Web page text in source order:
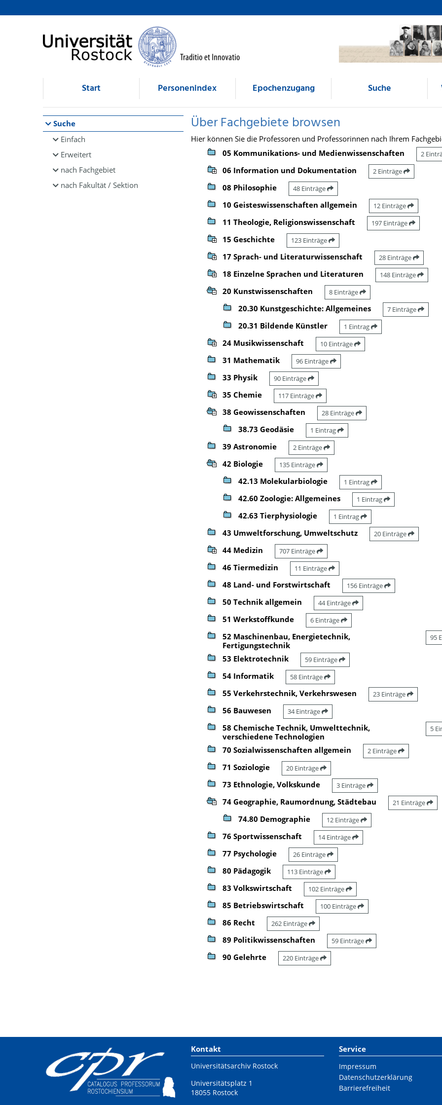
Browsen
direkt zum Inhalt
Start Personenindex Epochenzugang Suche
Suche
Einfach
Erweitert
nach Fachgebiet
nach Fakultät / Sektion
Über Fachgebiete browsen
Hier können Sie die Professoren und Professorinnen nach Ihrem
05 Kommunikations- und Medienwissenschaften
2
06 Information und Dokumentation 2 Einträge
08 Philosophie 48 Einträge
10 Geisteswissenschaften allgemein 12 Einträge
11 Theologie, Religionswissenschaft 197 Einträge
15 Geschichte 123 Einträge
17 Sprach- und Literaturwissenschaft 28 Einträge
18 Einzelne Sprachen und Literaturen 148 Einträge
20 Kunstwissenschaften 8 Einträge
20.30 Kunstgeschichte: Allgemeines 7 Einträge
20.31 Bildende Künstler 1 Eintrag
24 Musikwissenschaft 10 Einträge
31 Mathematik 96 Einträge
33 Physik 90 Einträge
35 Chemie 117 Einträge
38 Geowissenschaften 28 Einträge
38.73 Geodäsie 1 Eintrag
39 Astronomie 2 Einträge
42 Biologie 135 Einträge
42.13 Molekularbiologie 1 Eintrag
42.60 Zoologie: Allgemeines 1 Eintrag
42.63 Tierphysiologie 1 Eintrag
43 Umweltforschung, Umweltschutz 20 Einträge
44 Medizin 707 Einträge
46 Tiermedizin 11 Einträge
48 Land- und Forstwirtschaft 156 Einträge
50 Technik allgemein 44 Einträge
51 Werkstoffkunde 6 Einträge
52 Maschinenbau, Energietechnik,
Fertigungstechnik
95
53 Elektrotechnik 59 Einträge
54 Informatik 58 Einträge
55 Verkehrstechnik, Verkehrswesen 23 Einträge
56 Bauwesen 34 Einträge
58 Chemische Technik, Umwelttechnik,
verschiedene Technologien
5
70 Sozialwissenschaften allgemein 2 Einträge
71 Soziologie 20 Einträge
73 Ethnologie, Volkskunde 3 Einträge
74 Geographie, Raumordnung, Städtebau 21 Einträge
74.80 Demographie 12 Einträge
76 Sportwissenschaft 14 Einträge
77 Psychologie 26 Einträge
80 Pädagogik 113 Einträge
83 Volkswirtschaft 102 Einträge
85 Betriebswirtschaft 100 Einträge
86 Recht 262 Einträge
89 Politikwissenschaften 59 Einträge
90 Gelehrte 220 Einträge
Kontakt
Universitätsarchiv Rostock
Universitätsplatz 1
18055 Rostock
Service
Impressum
Datenschutzerklärung
Barrierefreiheit